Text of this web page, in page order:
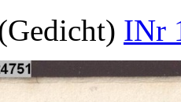
INr